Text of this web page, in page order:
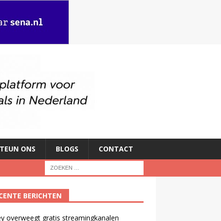
ONS BLOGS CONTACT
BERICHTEN
overweegt gratis streamingkanalen